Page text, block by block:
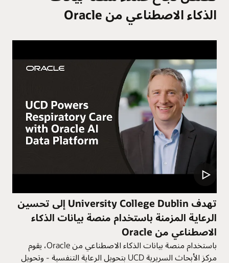
الذكاء الاصطناعي من Oracle
تهدف University College Dublin إلى تحسين
الرعاية المزمنة باستخدام منصة بيانات الذكاء
الاصطناعي من Oracle
باستخدام منصة بيانات الذكاء الاصطناعي من Oracle، يقوم
مركز الأبحاث السريرية UCD بتحويل الرعاية التنفسية - وتحويل